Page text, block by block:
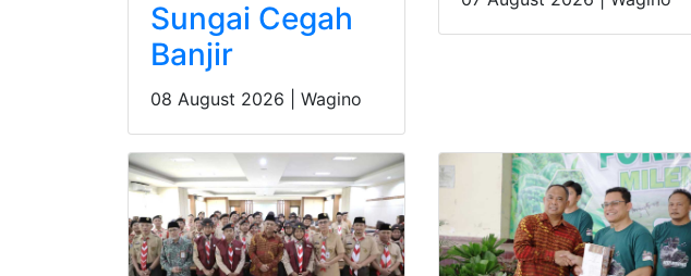
Sungai Cegah
Banjir
08 August 2026 | Wagino